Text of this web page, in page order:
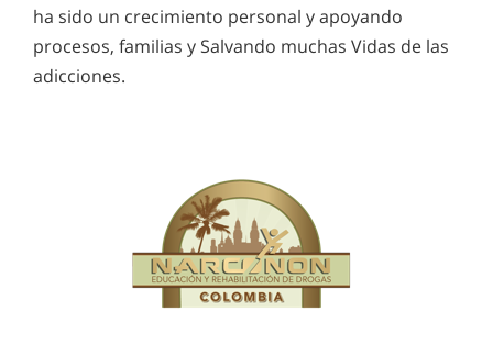
ha sido un crecimiento personal y apoyando
procesos, familias y Salvando muchas Vidas de las
adicciones.